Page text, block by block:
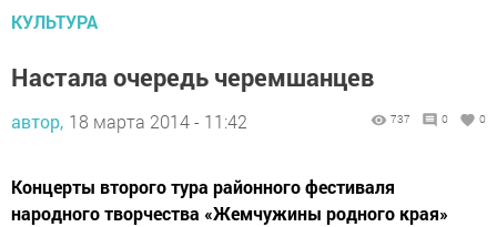
КУЛЬТУРА
Настала очередь черемшанцев
автор, 18 марта 2014 - 11:42 737 0 0
Концерты второго тура районного фестиваля
народного творчества «Жемчужины родного края»